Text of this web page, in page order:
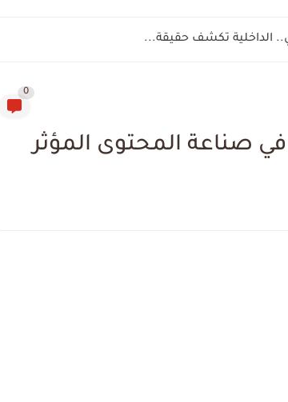
الداخلية تكشف حقيقة...
0
صناعة المحتوى المؤثر